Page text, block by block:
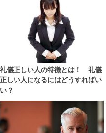
礼儀正しい人の特徴とは！ 礼儀
正しい人になるにはどうすればい
い？